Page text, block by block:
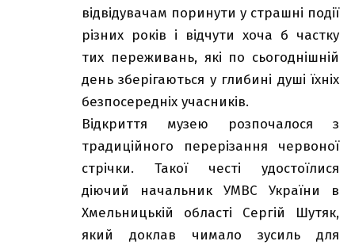
відвідувачам поринути у страшні події
різних років і відчути хоча б частку
тих переживань, які по сьогоднішній
день зберігаються у глибині душі їхніх
безпосередніх учасників.
Відкриття музею розпочалося з
традиційного перерізання червоної
стрічки. Такої честі удостоїлися
діючий начальник УМВС України в
Хмельницькій області Сергій Шутяк,
який доклав чимало зусиль для